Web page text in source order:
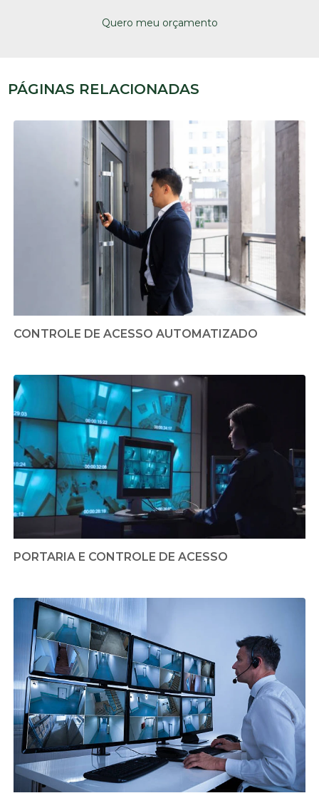
Quero meu orçamento
PÁGINAS RELACIONADAS
CONTROLE DE ACESSO AUTOMATIZADO
PORTARIA E CONTROLE DE ACESSO